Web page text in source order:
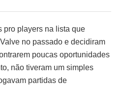
pro players na lista que
no passado e decidiram
poucas oportunidades
não tiveram um simples
partidas de